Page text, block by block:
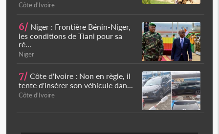
Côte d'Ivoire
6/ Niger : Frontière Bénin-Niger,
les conditions de Tiani pour sa
ré...
Niger
7/ Côte d'Ivoire : Non en règle, il
tente d'insérer son véhicule dan...
Côte d'Ivoire